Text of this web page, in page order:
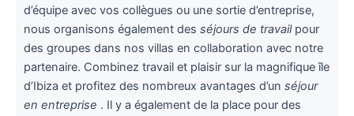
d’équipe avec vos collègues ou une sortie d’entreprise,
nous organisons également des séjours de travailpour
des groupes dans nos villas en collaboration avec notre
partenaire. Combinez travail et plaisir sur la magnifique île
d’Ibiza et profitez des nombreux avantages d’un séjour
en entreprise . Il y a également de la place pour des